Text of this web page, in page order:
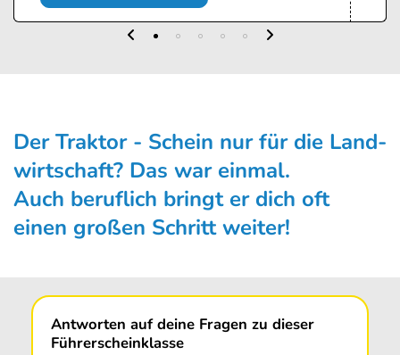
Der Traktor - Schein nur für die Land­
wirt­schaft? Das war ein­mal.
Auch beruflich bringt er dich oft
einen großen Schritt weiter!
Antworten auf deine Fragen zu dieser
Führerscheinklasse